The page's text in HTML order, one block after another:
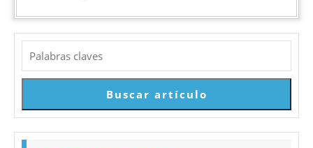
Buscar
Buscar artículo